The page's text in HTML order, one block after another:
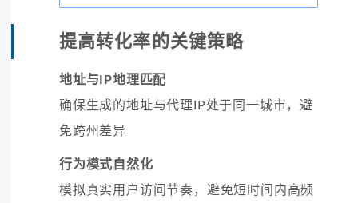
提高转化率的关键策略
地址与IP地理匹配
确保生成的地址与代理IP处于同一城市，避
免跨州差异
行为模式自然化
模拟真实用户访问节奏，避免短时间内高频